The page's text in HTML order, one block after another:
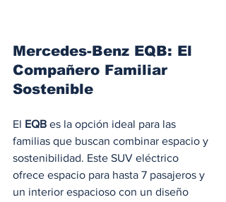
Mercedes-Benz EQB: El
Compañero Familiar
Sostenible
El EQB es la opción ideal para las
familias que buscan combinar espacio y
sostenibilidad. Este SUV eléctrico
ofrece espacio para hasta 7 pasajeros y
un interior espacioso con un diseño